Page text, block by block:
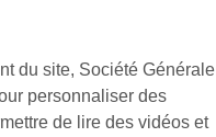
du site, Société Générale
personnaliser des
de lire des vidéos et